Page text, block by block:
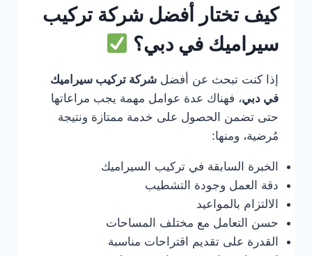
كيف تختار أفضل شركة تركيب
سيراميك في دبي؟
إذا كنت تبحث عن أفضل شركة تركيب سيراميك
في دبي، فهناك عدة عوامل مهمة يجب مراعاتها
حتى تضمن الحصول على خدمة ممتازة ونتيجة
مُرضية، ومنها:
الخبرة السابقة في تركيب السيراميك
دقة العمل وجودة التشطيب
الالتزام بالمواعيد
حسن التعامل مع مختلف المساحات
القدرة على تقديم اقتراحات مناسبة